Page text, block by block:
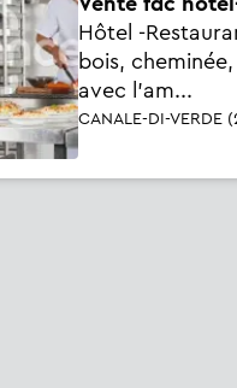
Hôtel -
bois,
avec l'am...
CANALE-DI-VERDE